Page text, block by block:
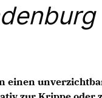
einen